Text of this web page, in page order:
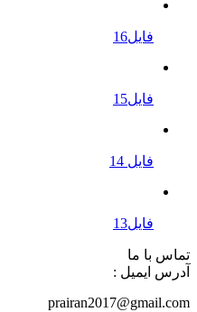
فایل16
فایل15
فایل 14
فایل13
تماس با ما
آدرس ایمیل :
prairan2017@gmail.com